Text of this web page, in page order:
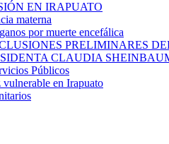
EN IRAPUATO
materna
por muerte encefálica
PRELIMINARES
CLAUDIA
Públicos
vulnerable en Irapuato